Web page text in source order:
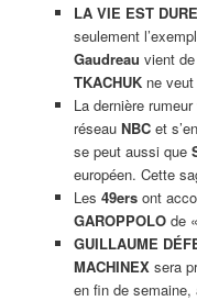
LA VIE EST DURE
seulement
Gaudreau vient
TKACHUKne veut
La dernière
réseau NBCet
se peut aussi que
européen. Cette
Les 49ersont
GAROPPOLOde
GUILLAUME
MACHINEX sera
en fin de semaine,